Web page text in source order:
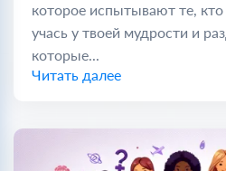
которое испытывают те,
учась у твоей мудрости и
которые...
Читать далее